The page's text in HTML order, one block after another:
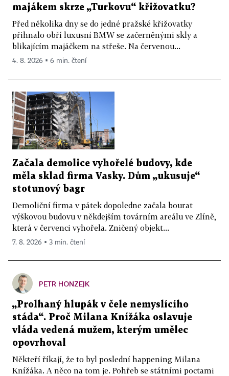
majákem skrze „Turkovu“ křižovatku?
Před několika dny se do jedné pražské křižovatky
přihnalo obří luxusní BMW se začerněnými skly a
blikajícím majáčkem na střeše. Na červenou...
4. 8. 2026 ▪ 6 min. čtení
Začala demolice vyhořelé budovy, kde
měla sklad firma Vasky. Dům „ukusuje“
stotunový bagr
Demoliční firma v pátek dopoledne začala bourat
výškovou budovu v někdejším továrním areálu ve Zlíně,
která v červenci vyhořela. Zničený objekt...
7. 8. 2026 ▪ 3 min. čtení
PETR HONZEJK
„Prolhaný hlupák v čele nemyslícího
stáda“. Proč Milana Knížáka oslavuje
vláda vedená mužem, kterým umělec
opovrhoval
Někteří říkají, že to byl poslední happening Milana
Knížáka. A něco na tom je. Pohřeb se státními poctami